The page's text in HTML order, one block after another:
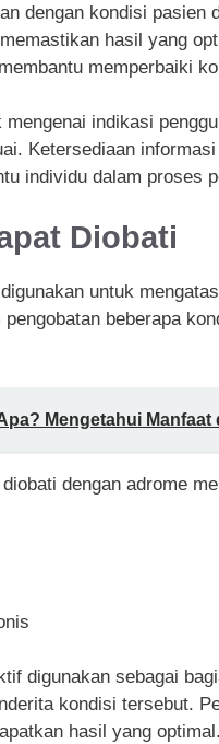
dengan kondisi pasien
hasil yang
memperbaiki
indikasi
Ketersediaan
individu dalam proses
Diobati
untuk
beberapa
Mengetahui
dengan adrome
digunakan sebagai
kondisi tersebut.
hasil yang optimal.